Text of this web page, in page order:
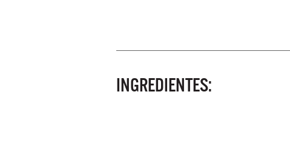
INGREDIENTES: